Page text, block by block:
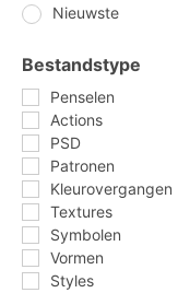
Nieuwste
Bestandstype
Penselen
Actions
PSD
Patronen
Kleurovergangen
Textures
Symbolen
Vormen
Styles